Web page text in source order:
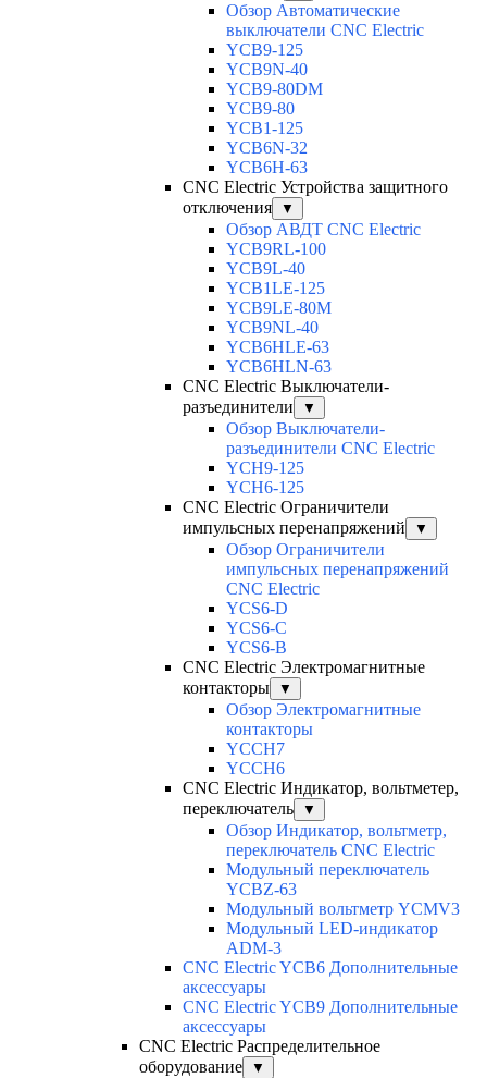
Обзор Автоматические
выключатели CNC Electric
YCB9-125
YCB9N-40
YCB9-80DM
YCB9-80
YCB1-125
YCB6N-32
YCB6H-63
CNC Electric Устройства защитного
отключения
▼
Обзор АВДТ CNC Electric
YCB9RL-100
YCB9L-40
YCB1LE-125
YCB9LE-80M
YCB9NL-40
YCB6HLE-63
YCB6HLN-63
CNC Electric Выключатели-
разъединители
▼
Обзор Выключатели-
разъединители CNC Electric
YCH9-125
YCH6-125
CNC Electric Ограничители
импульсных перенапряжений
▼
Обзор Ограничители
импульсных перенапряжений
CNC Electric
YCS6-D
YCS6-C
YCS6-B
CNC Electric Электромагнитные
контакторы
▼
Обзор Электромагнитные
контакторы
YCCH7
YCCH6
CNC Electric Индикатор, вольтметер,
переключатель
▼
Обзор Индикатор, вольтметр,
переключатель CNC Electric
Модульный переключатель
YCBZ-63
Модульный вольтметр YCMV3
Модульный LED-индикатор
ADM-3
CNC Electric YCB6 Дополнительные
аксессуары
CNC Electric YCB9 Дополнительные
аксессуары
CNC Electric Распределительное
оборудование
▼